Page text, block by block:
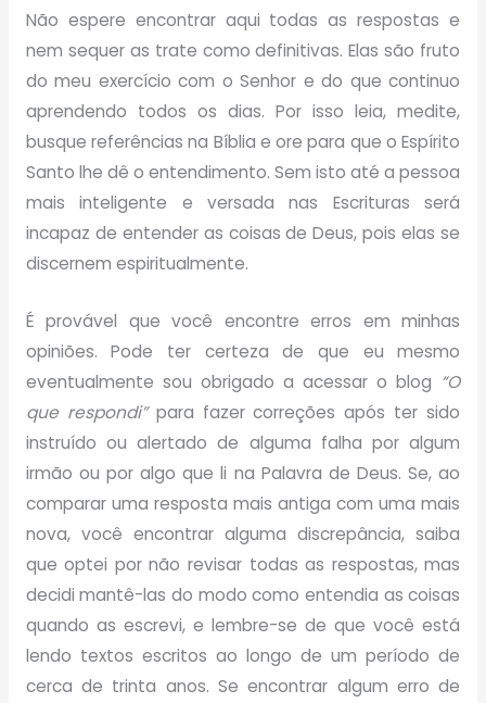
Não espere encontrar aqui todas as respostas e
nem sequer as trate como definitivas. Elas são fruto
do meu exercício com o Senhor e do que continuo
aprendendo todos os dias. Por isso leia, medite,
busque referências na Bíblia e ore para que o Espírito
Santo lhe dê o entendimento. Sem isto até a pessoa
mais inteligente e versada nas Escrituras será
incapaz de entender as coisas de Deus, pois elas se
discernem espiritualmente.
É provável que você encontre erros em minhas
opiniões. Pode ter certeza de que eu mesmo
eventualmente sou obrigado a acessar o blog “O
que respondi”para fazer correções após ter sido
instruído ou alertado de alguma falha por algum
irmão ou por algo que li na Palavra de Deus. Se, ao
comparar uma resposta mais antiga com uma mais
nova, você encontrar alguma discrepância, saiba
que optei por não revisar todas as respostas, mas
decidi mantê-las do modo como entendia as coisas
quando as escrevi, e lembre-se de que você está
lendo textos escritos ao longo de um período de
cerca de trinta anos. Se encontrar algum erro de